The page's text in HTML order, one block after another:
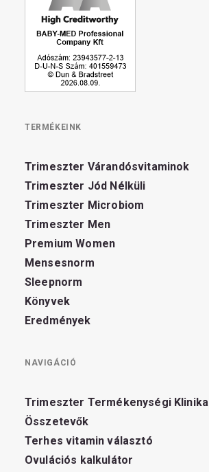
TERMÉKEINK
Trimeszter Várandósvitaminok
Trimeszter Jód Nélküli
Trimeszter Microbiom
Trimeszter Men
Premium Women
Mensesnorm
Sleepnorm
Könyvek
Eredmények
NAVIGÁCIÓ
Trimeszter Termékenységi Klinika
Összetevők
Terhes vitamin választó
Ovulációs kalkulátor